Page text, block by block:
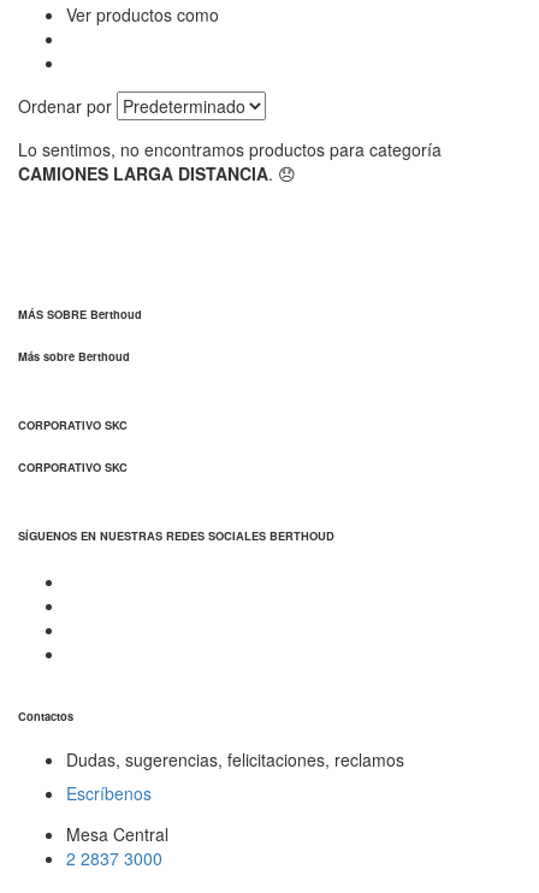
Ver productos como
Ordenar por
Lo sentimos, no encontramos productos para categoría
CAMIONES LARGA DISTANCIA. 😞
MÁS SOBRE Berthoud
Más sobre Berthoud
CORPORATIVO SKC
CORPORATIVO SKC
SÍGUENOS EN NUESTRAS REDES SOCIALES BERTHOUD
Contactos
Dudas, sugerencias, felicitaciones, reclamos
Escríbenos
Mesa Central
2 2837 3000